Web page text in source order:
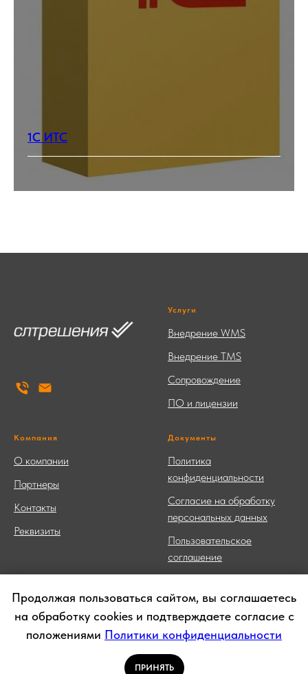
1С ИТС
Услуги
Внедрение WMS
Внедрение TMS
Сопровождение
ПО и лицензии
Компания
О компании
Партнеры
Контакты
Реквизиты
Документы
Политика
конфиденциальности
Согласие на обработку
персональных данных
Пользовательское
соглашение
© 2013-2026 ООО «СЛТ Решения» 1С Франчайзи, ОГРН
1137746773889, ИНН 7727812791, г. Москва, ул. Южнобутовская,
Информация на сайте носит справочный характер и не является
Продолжая пользоваться сайтом, вы соглашаетесь
на обработку cookies и подтверждаете согласие с
положениями Политики конфиденциальности
ПРИНЯТЬ